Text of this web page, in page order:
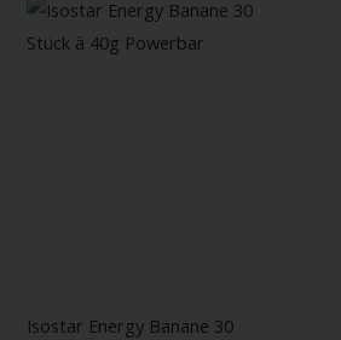
Isostar Energy Banane 30